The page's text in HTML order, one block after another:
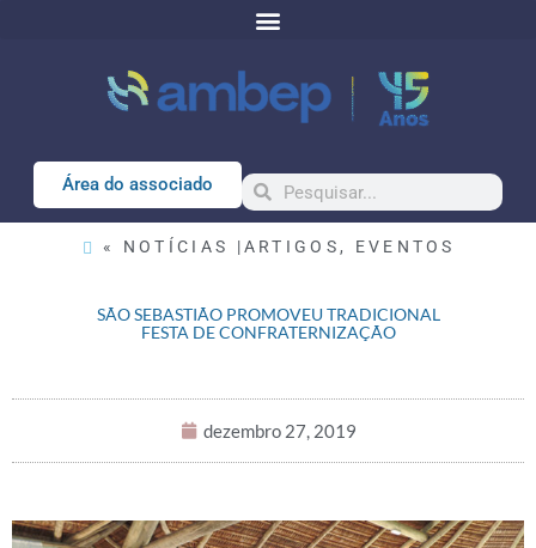
Área do associado
« NOTÍCIAS |ARTIGOS , EVENTOS
SÃO SEBASTIÃO PROMOVEU TRADICIONAL
FESTA DE CONFRATERNIZAÇÃO
dezembro 27, 2019